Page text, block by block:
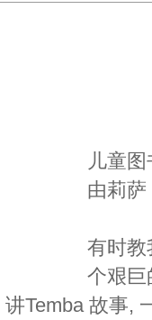
儿童
由莉萨
有时教
个艰巨
Temba 故事,